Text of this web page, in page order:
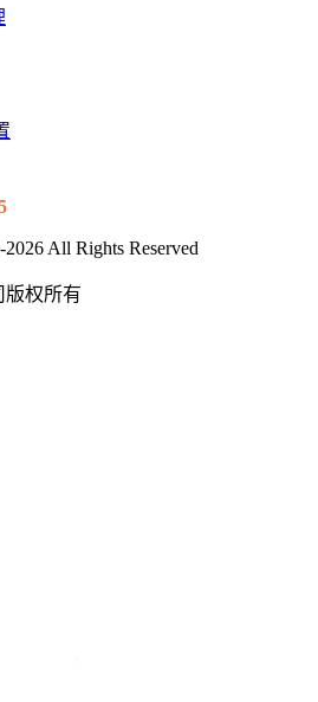
All Rights Reserved
版权所有